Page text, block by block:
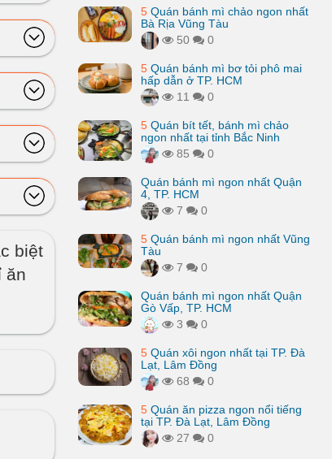
biệt
ăn
5 Quán bánh mì chảo ngon nhất
Bà Rịa Vũng Tàu
50
0
5 Quán bánh mì bơ tỏi phô mai
hấp dẫn ở TP. HCM
11
0
5 Quán bít tết, bánh mì chảo
ngon nhất tại tỉnh Bắc Ninh
85
0
Quán bánh mì ngon nhất Quận
4, TP. HCM
7
0
5 Quán bánh mì ngon nhất Vũng
Tàu
7
0
Quán bánh mì ngon nhất Quận
Gò Vấp, TP. HCM
3
0
5 Quán xôi ngon nhất tại TP. Đà
Lạt, Lâm Đồng
68
0
5 Quán ăn pizza ngon nổi tiếng
tại TP. Đà Lạt, Lâm Đồng
27
0